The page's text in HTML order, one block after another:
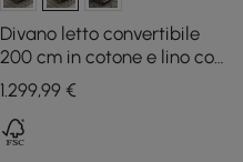
Divano letto convertibile
200 cm in cotone e lino con
cuscini
1.299,99€